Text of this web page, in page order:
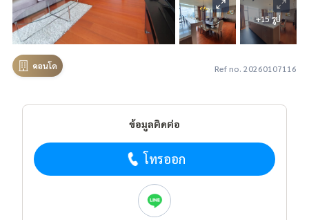
+15 รูป
คอนโด Ref no. 20260107116
ข้อมูลติดต่อ
โทรออก